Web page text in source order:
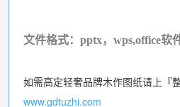
文件格式：pptx，wps,office软
如需高定轻奢品牌木作图纸请上『
www.gdtuzhi.com